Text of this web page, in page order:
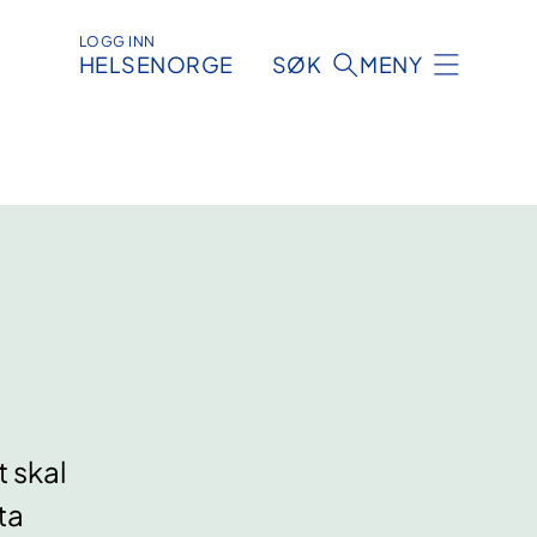
LOGG INN
HELSENORGE SØK MENY
skal